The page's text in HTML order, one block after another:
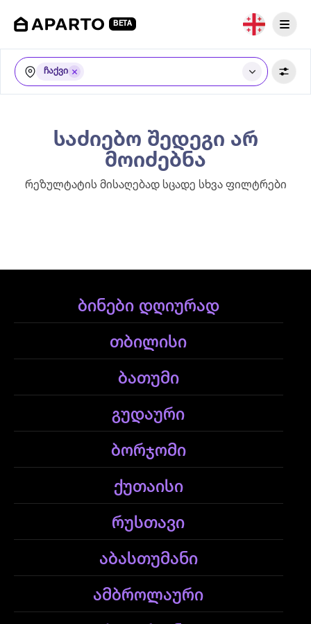
BETA
ჩაქვი
საძიებო შედეგი არ
მოიძებნა
რეზულტატის მისაღებად სცადე სხვა ფილტრები
ბინები დღიურად
თბილისი
ბათუმი
გუდაური
ბორჯომი
ქუთაისი
რუსთავი
აბასთუმანი
ამბროლაური